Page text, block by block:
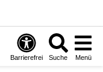
Barrierefrei Suche Menü